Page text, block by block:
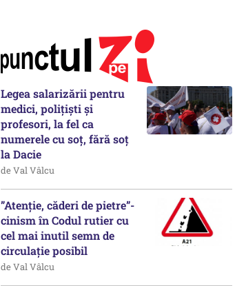
Legea salarizării pentru
medici, polițiști și
profesori, la fel ca
numerele cu soț, fără soț
la Dacie
de Val Vâlcu
”Atenție, căderi de pietre”-
cinism în Codul rutier cu
cel mai inutil semn de
circulație posibil
de Val Vâlcu